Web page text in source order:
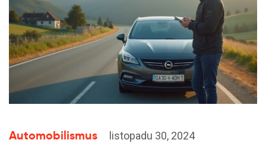
Automobilismus listopadu 30, 2024